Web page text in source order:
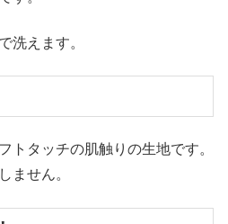
洗えます。
トタッチの肌触りの生地です。
ません。